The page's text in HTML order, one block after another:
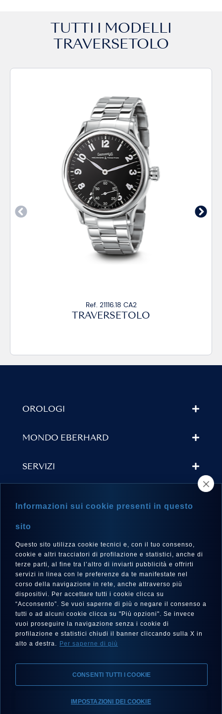
TUTTI I MODELLI
TRAVERSETOLO
OROLOGI
MONDO EBERHARD
SERVIZI
LINGUA
Italiano
SEGUICI SU
Informazioni sui cookie presenti in questo
sito
Questo sito utilizza cookie tecnici e, con il tuo consenso,
cookie e altri tracciatori di profilazione e statistici, anche di
terze parti, al fine tra l’altro di inviarti pubblicità e offrirti
servizi in linea con le preferenze da te manifestate nel
corso della navigazione in rete, anche attraverso più
dispositivi. Per accettare tutti i cookie clicca su
“Acconsento”. Se vuoi saperne di più o negare il consenso a
tutti o ad alcuni cookie clicca su "Più opzioni". Se invece
vuoi proseguire la navigazione senza i cookie di
profilazione e statistici chiudi il banner cliccando sulla X in
alto a destra. Per saperne di più
CONSENTI TUTTI I COOKIE
IMPOSTAZIONI DEI COOKIE